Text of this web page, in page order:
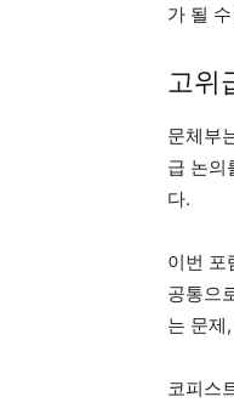
가 될
고위
문체부
급 논의
다.
이번 포
공통으
는 문제
코피스